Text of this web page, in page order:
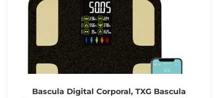
Bascula Digital Corporal, TXG Bascula